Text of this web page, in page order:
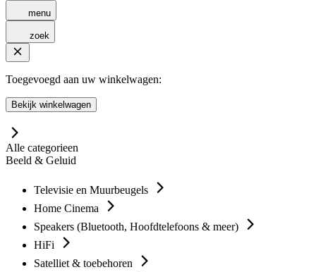
menu
zoek
Toegevoegd aan uw winkelwagen:
Bekijk winkelwagen
Alle categorieen
Beeld & Geluid
Televisie en Muurbeugels
Home Cinema
Speakers (Bluetooth, Hoofdtelefoons & meer)
HiFi
Satelliet & toebehoren